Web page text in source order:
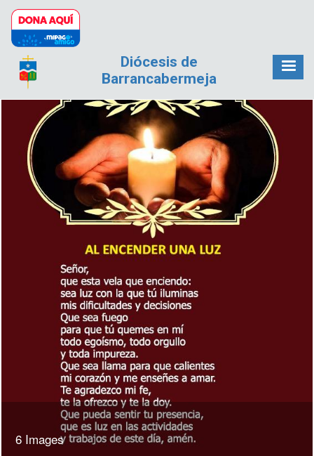
Pasar al contenido principal
Diócesis de
Barrancabermeja
6 Images